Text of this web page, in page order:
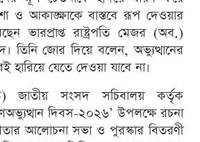
ও আকাঙ্ক্ষাকে বাস্তবে রূপ দেওয়ার
ভারপ্রাপ্ত রাষ্ট্রপতি মেজর (অব.)
তিনি জোর দিয়ে বলেন, অভ্যুত্থানের
হারিয়ে যেতে দেওয়া যাবে না।
জাতীয় সংসদ সচিবালয় কর্তৃক
দিবস-২০২৬’ উপলক্ষে রচনা
আলোচনা সভা ও পুরস্কার বিতরণী